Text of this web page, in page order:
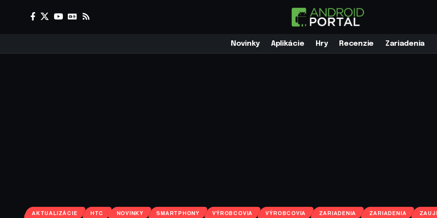
Novinky Aplikácie Hry Recenzie Zariadenia
AKTUALIZÁCIE HTC NOVINKY SMARTPHONY VÝROBCOVIA VÝROBCOVIA ZARIADENIA ZARIADENIA